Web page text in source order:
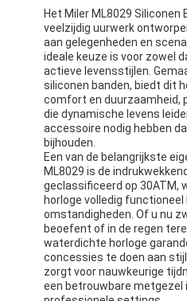
Het Miler ML8029 Siliconen
veelzijdig uurwerk
aan gelegenheden en
ideale keuze is voor zowel
actieve levensstijlen.
siliconen banden, biedt dit
comfort en duurzaamheid,
die dynamische levens
accessoire nodig hebben
bijhouden.
Een van de belangrijkste
ML8029 is de
geclassificeerd op 30ATM,
horloge volledig
omstandigheden. Of u nu
beoefent of in de regen
waterdichte horloge
concessies te doen aan
zorgt voor nauwkeurige
een betrouwbare metgezel